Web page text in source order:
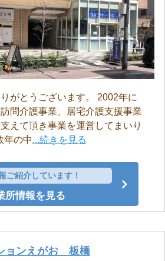
がとうございます。 2002年に
問介護事業、居宅介護支援事業
えて頂き事業を運営してまいり
年の中...続きを見る
ご紹介しています！
所情報を見る
ョンえがお 板橋